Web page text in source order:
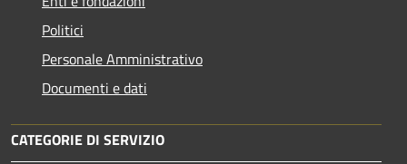
Politici
Personale Amministrativo
Documenti e dati
CATEGORIE DI SERVIZIO